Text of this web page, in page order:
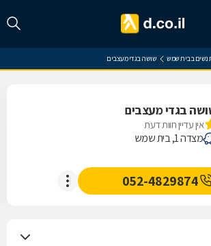
נשים בבית שמש שושה בגדי מעצבים
בגדי מעצבים
אין עדיין חוות דעת
מצדה 1, בית שמש
052-4829874